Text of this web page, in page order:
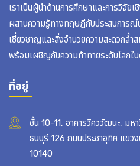
เราเป็นผู้นำด้านการศึกษาและการวิจั
ผสานความรู้ทางทฤษฎีกับประสบการ
เชี่ยวชาญและสิ่งอำนวยความสะดวกล้
พร้อมเผชิญกับความท้าทายระดับโลกใน
ที่อยู่
ชั้น 10-11, อาคารวิศววัฒนะ, มห
ธนบุรี 126 ถนนประชาอุทิศ แขว
10140